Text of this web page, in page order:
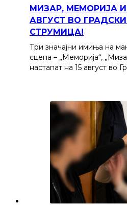
МИЗАР, МЕМОРИЈА И
АВГУСТ ВО
СТРУМИЦА!
Три значајни имиња на
сцена – „Меморија“,
настапат на 15 август во